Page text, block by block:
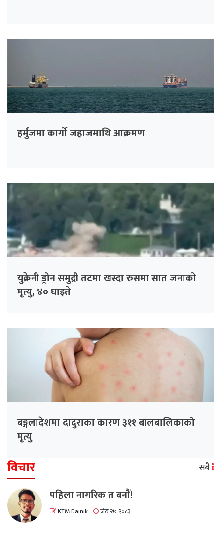
हर्मुजमा कार्गो जहाजमाथि आक्रमण
युक्रेनी ड्रोन समुद्री तटमा खस्दा रुसमा सात जनाको
मृत्यु, ४० घाइते
बङ्गलादेशमा दादुराका कारण ३११ बालबालिकाको
मृत्यु
विचार सबै
पहिला नागरिक त बनाैं!
KTM Dainik जेठ २७ २०८३